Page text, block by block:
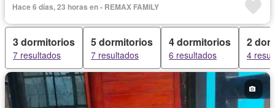
Hace 6 días, 23 horas en - REMAX FAMILY
3 dormitorios
7 resultados
5 dormitorios
7 resultados
4 dormitorios
6 resultados
2
4